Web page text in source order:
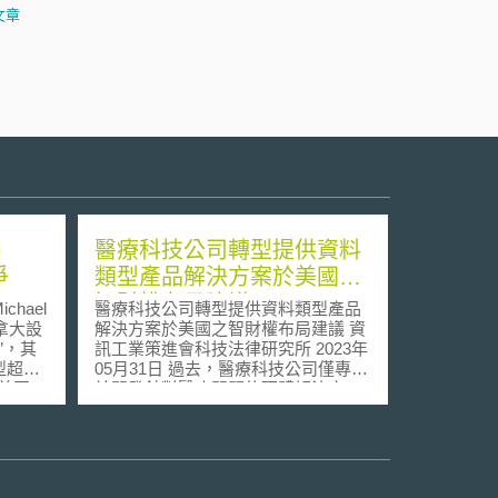
章
大設
，其
超商
國、
年
醫療科技公司轉型提供資料
類型產品解決方案於美國之
智財權布局建議
醫療科技公司轉型提供資料類型產品
解決方案於美國之智財權布局建議 資
訊工業策進會科技法律研究所 2023年
05月31日 過去，醫療科技公司僅專注
於開發針對醫療問題的硬體解決方
案，近年這些企業則致力於轉型開發